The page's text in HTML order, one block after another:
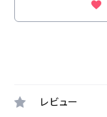
レビュー